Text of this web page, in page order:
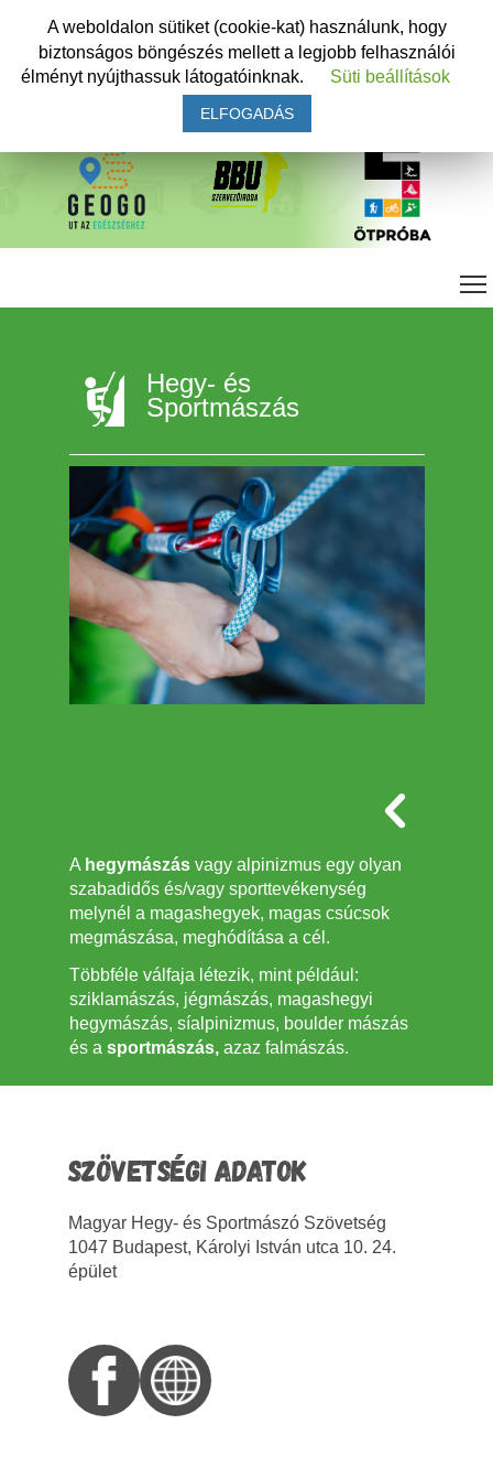
Hegy- és
Sportmászás
A hegymászásvagy alpinizmus egy olyan
szabadidős és/vagy sporttevékenység
melynél a magashegyek, magas csúcsok
megmászása, meghódítása a cél.
Többféle válfaja létezik, mint például:
sziklamászás, jégmászás, magashegyi
hegymászás, síalpinizmus, boulder mászás
és a sportmászás,azaz falmászás.
SZÖVETSÉGI ADATOK
Magyar Hegy- és Sportmászó Szövetség
1047 Budapest, Károlyi István utca 10. 24.
épület
A weboldalon sütiket (cookie-kat) használunk, hogy
biztonságos böngészés mellett a legjobb felhasználói
élményt nyújthassuk látogatóinknak.
Süti beállítások
ELFOGADÁS